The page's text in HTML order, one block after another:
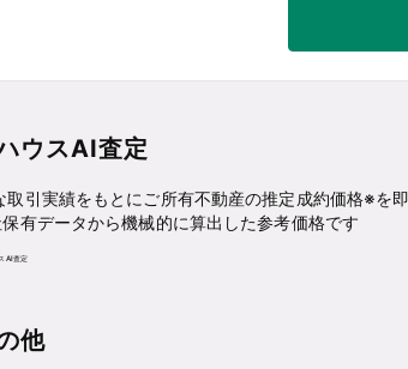
ウスAI査定
取引実績をもとにご所有不動産の推定成約価格※を
有データから機械的に算出した参考価格です
他